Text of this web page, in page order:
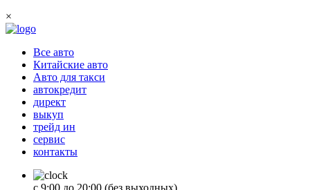
×
Все авто
Китайские авто
Авто для такси
автокредит
директ
выкуп
трейд ин
сервис
контакты
с 9:00 до 20:00 (без выходных)